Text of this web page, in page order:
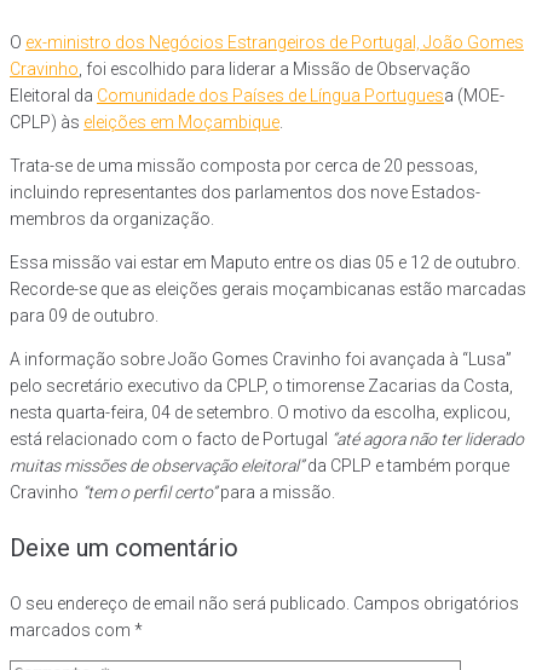
O ex-ministro dos Negócios Estrangeiros de Portugal, João Gomes
Cravinho , foi escolhido para liderar a Missão de Observação
Eleitoral da Comunidade dos Países de Língua Portuguesa (MOE-
CPLP) às eleições em Moçambique
Trata-se de uma missão composta por cerca de 20 pessoas,
incluindo representantes dos parlamentos dos nove Estados-
membros da organização.
Essa missão vai estar em Maputo entre os dias 05 e 12 de outubro.
Recorde-se que as eleições gerais moçambicanas estão marcadas
para 09 de outubro.
A informação sobre João Gomes Cravinho foi avançada à “Lusa”
pelo secretário executivo da CPLP, o timorense Zacarias da Costa,
nesta quarta-feira, 04 de setembro. O motivo da escolha, explicou,
está relacionado com o facto de Portugal “até agora não ter liderado
muitas missões de observação eleitoral”da CPLP e também porque
Cravinho “tem o perfil certo”para a missão.
Deixe um comentário
O seu endereço de email não será publicado. Campos obrigatórios
marcados com *